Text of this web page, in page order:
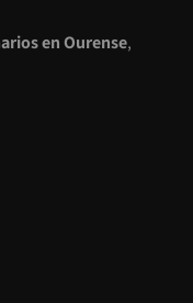
en Ourense,